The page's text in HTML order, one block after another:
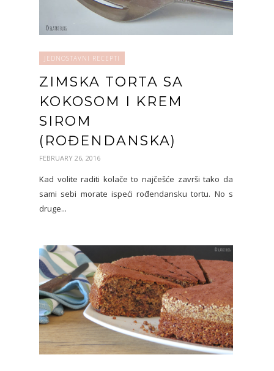
JEDNOSTAVNI RECEPTI
ZIMSKA TORTA SA
KOKOSOM I KREM
SIROM
(ROĐENDANSKA)
FEBRUARY 26, 2016
Kad volite raditi kolače to najčešće završi tako da
sami sebi morate ispeći rođendansku tortu. No s
druge...